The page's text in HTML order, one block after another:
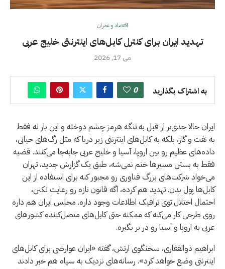
اقتصاد و عمران
تهدید ایران برای کنترل کابل‌های اینترنتی خلیج عربى
می 17, 2026
به اشتراک بگذارید 0
ایران حالا جدی‌تر از قبل به تنگه هرمز چشم دوخته و این بار نه فقط
به نفت و گاز، بلکه به کابل‌های اینترنتی زیر دریا که مثل رگ‌های حیاتی،
داده‌های عظیم رو بین اروپا، آسیا و خلیج عربى جا‌به‌جا می‌کنند. قضیه
فقط به بستن مسیرها ختم نمی‌شه، طبق یک گزارش جدید، تهران
می‌خواد شرکت‌های بزرگ فناوری رو مجبور کنه برای استفاده از این
کابل‌ها پول بدن. تهدید هم کرده، اگه قانون تازه رو رعایت نکنن،
احتمال اختلال توی ترافیک اطلاعات وجود داره. مجلس ایران هم داره
روی طرحی کار می‌کنه که ممکنه حتی کابل‌های متصل‌کننده کشورهای
عربی به اروپا و آسیا رو در بر بگیره.
ابراهیم ذوالفقاری، سخنگوی ارتش، گفته «ایران عوارضی برای کابل‌های
اینترنتی وضع خواهد کرد». رسانه‌های نزدیک به سپاه هم خبر دادند